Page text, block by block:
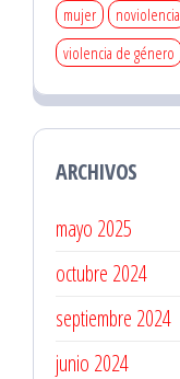
mujer
noviolencia
violencia de género
ARCHIVOS
mayo 2025
octubre 2024
septiembre 2024
junio 2024